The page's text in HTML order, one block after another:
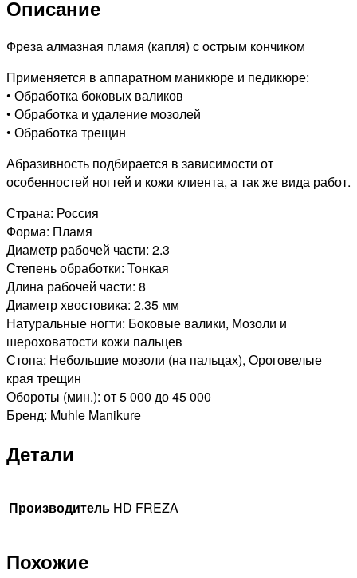
Описание
Фреза алмазная пламя (капля) с острым кончиком
Применяется в аппаратном маникюре и педикюре:
• Обработка боковых валиков
• Обработка и удаление мозолей
• Обработка трещин
Абразивность подбирается в зависимости от
особенностей ногтей и кожи клиента, а так же вида работ.
Страна: Россия
Форма: Пламя
Диаметр рабочей части: 2.3
Степень обработки: Тонкая
Длина рабочей части: 8
Диаметр хвостовика: 2.35 мм
Натуральные ногти: Боковые валики, Мозоли и
шероховатости кожи пальцев
Стопа: Небольшие мозоли (на пальцах), Ороговелые
края трещин
Обороты (мин.): от 5 000 до 45 000
Бренд: Muhle Manikure
Детали
Производитель HD FREZA
Похожие